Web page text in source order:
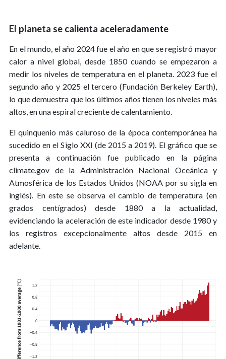
El planeta se calienta aceleradamente
En el mundo, el año 2024 fue el año en que se registró mayor
calor a nivel global, desde 1850 cuando se empezaron a
medir los niveles de temperatura en el planeta. 2023 fue el
segundo año y 2025 el tercero (Fundación Berkeley Earth),
lo que demuestra que los últimos años tienen los niveles más
altos, en una espiral creciente de calentamiento.
El quinquenio más caluroso de la época contemporánea ha
sucedido en el Siglo XXI (de 2015 a 2019). El gráfico que se
presenta a continuación fue publicado en la página
climate.gov de la Administración Nacional Oceánica y
Atmosférica de los Estados Unidos (NOAA por su sigla en
inglés). En este se observa el cambio de temperatura (en
grados centígrados) desde 1880 a la actualidad,
evidenciando la aceleración de este indicador desde 1980 y
los registros excepcionalmente altos desde 2015 en
adelante.